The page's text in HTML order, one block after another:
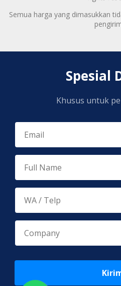
Semua harga yang dimasukkan
Spesial
Khusus untuk